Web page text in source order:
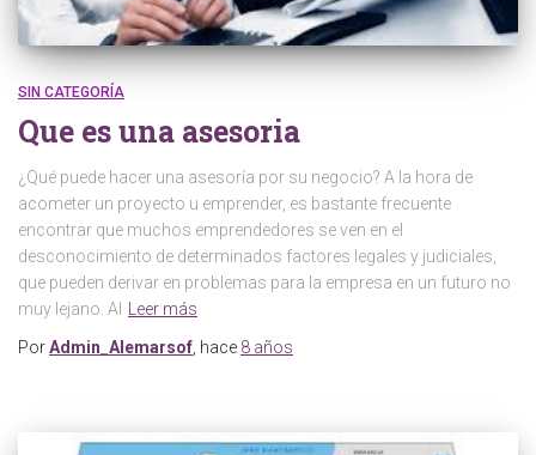
SIN CATEGORÍA
Que es una asesoria
¿Qué puede hacer una asesoría por su negocio? A la hora de
acometer un proyecto u emprender, es bastante frecuente
encontrar que muchos emprendedores se ven en el
desconocimiento de determinados factores legales y judiciales,
que pueden derivar en problemas para la empresa en un futuro no
muy lejano. Al
Leer más
PorAdmin_Alemarsof , hace 8 años